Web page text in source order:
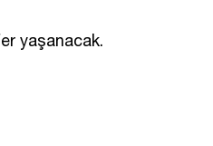
yaşanacak.